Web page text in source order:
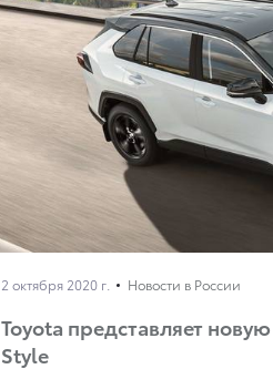
2 октября 2020 г. Новости в России
Toyota представляет
Style